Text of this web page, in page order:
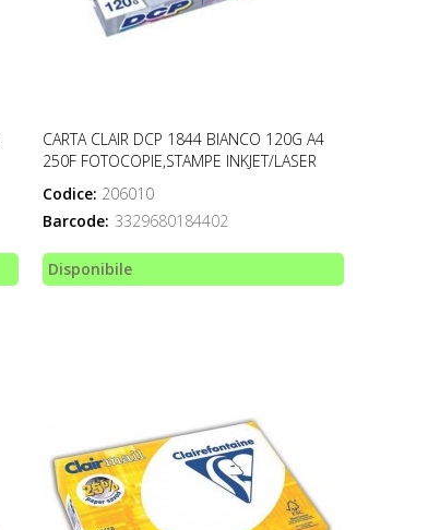
CARTA CLAIR DCP 1844 BIANCO 120G A4
250F FOTOCOPIE,STAMPE INKJET/LASER
Codice: 206010
Barcode: 3329680184402
Disponibile